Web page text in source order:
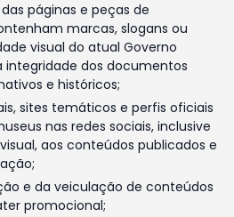
páginas e peças de
marcas, slogans ou
visual do atual Governo
integridade dos documentos
e históricos;
sites temáticos e perfis oficiais
nas redes sociais, inclusive
aos conteúdos publicados e
e da veiculação de conteúdos
promocional;